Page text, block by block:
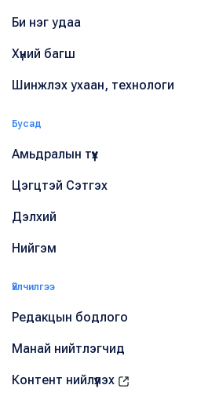
Би нэг удаа
Хүний багш
Шинжлэх ухаан, технологи
Бусад
Амьдралын түүх
Цэгцтэй Сэтгэх
Дэлхий
Нийгэм
Үйлчилгээ
Редакцын бодлого
Манай нийтлэгчид
Контент нийлүүлэх